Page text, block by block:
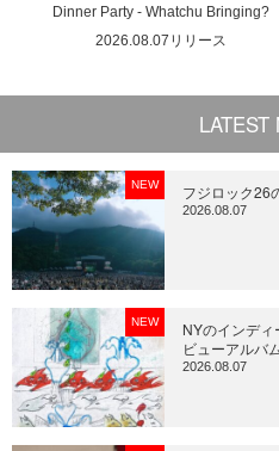
Dinner Party - Whatchu Bringing?
2026.08.07リリース
LATEST
NEW フジロック26
2026.08.07
NEW
NYのインデ
ビューアルバ
2026.08.07